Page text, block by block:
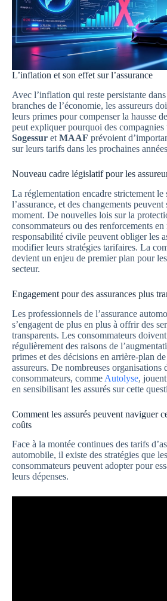
L’inflation et son effet sur l’assurance
Avec l’inflation qui reste persistante
branches de l’économie, les assureurs
leurs primes pour compenser la hausse
peut expliquer pourquoi des compagnies
Sogessur et MAAF prévoient
sur leurs tarifs dans les prochaines
Nouveau cadre législatif pour les
La réglementation encadre strictement le
l’assurance, et des changements
moment. De nouvelles lois sur la
consommateurs ou des renforcements en
responsabilité civile peuvent obliger les
modifier leurs stratégies tarifaires. La
devient un enjeu de premier plan pour
secteur.
Engagement pour des assurances plus
Les professionnels de l’assurance
s’engagent de plus en plus à offrir des
transparents. Les consommateurs
régulièrement des raisons de
primes et des décisions en arrière-plan
assureurs. De nombreuses organisations
consommateurs, comme Autolyse,
en sensibilisant les assurés sur cette
Comment les assurés peuvent naviguer
coûts
Face à la montée continues des tarifs
automobile, il existe des stratégies que les
consommateurs peuvent adopter pour
leurs dépenses.